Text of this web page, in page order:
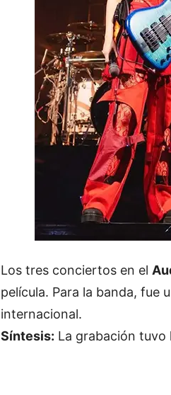
Los tres conciertos en el
película. Para la banda, fue
internacional.
Síntesis: La grabación tuvo